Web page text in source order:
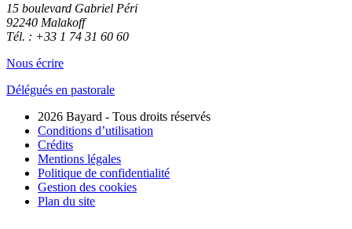
15 boulevard Gabriel Péri
92240 Malakoff
Tél. : +33 1 74 31 60 60
Nous écrire
Délégués en pastorale
2026 Bayard - Tous droits réservés
Conditions d’utilisation
Crédits
Mentions légales
Politique de confidentialité
Gestion des cookies
Plan du site